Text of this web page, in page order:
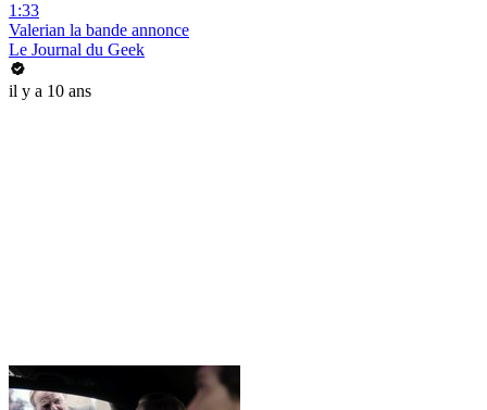
1:33
Valerian la bande annonce
Le Journal du Geek
il y a 10 ans